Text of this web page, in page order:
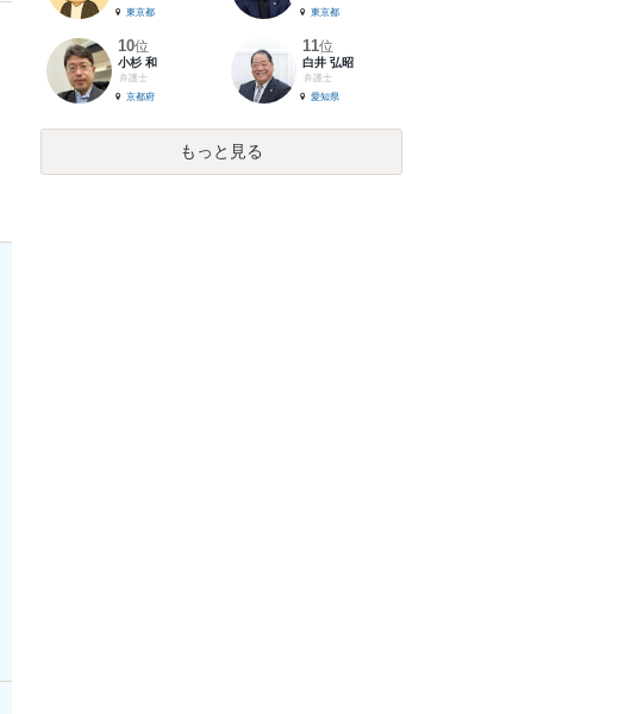
東京都
東京都
10位
小杉 和
弁護士
京都府
11位
白井 弘昭
弁護士
愛知県
もっと見る